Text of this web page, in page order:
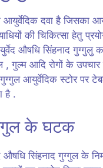
दवा है जिसका
की चिकित्सा हेतु
औषधि सिंहनाद गुग्गुलु
गुल्म आदि रोगों के उपचार
आयुर्वेदिक स्टोर पर
है .
के घटक
सिंहनाद गुग्गुल के